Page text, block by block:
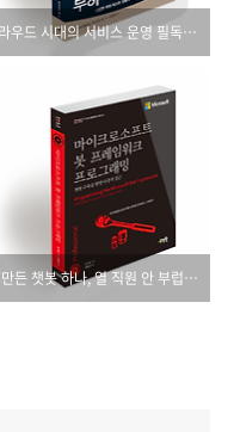
클라우드 시대의 서비스 운영 필독서!
잘 만든 챗봇 하나, 열 직원 안 부럽다!